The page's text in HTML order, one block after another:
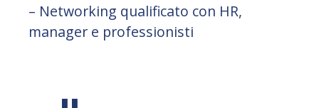
– Networking qualificato con HR,
manager e professionisti